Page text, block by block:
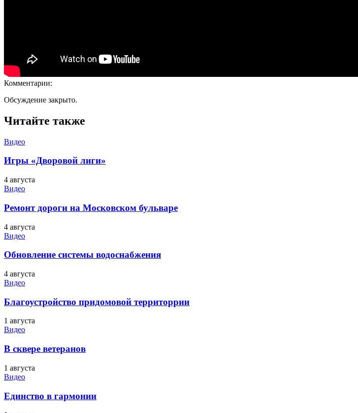
Комментарии:
Обсуждение закрыто.
Читайте также
Видео
Игры «Дворовой лиги»
4 августа
Видео
Ремонт дороги на Московском бульваре
4 августа
Видео
Обновление системы водоснабжения
4 августа
Видео
Благоустройство придомовой территоррии
1 августа
Видео
В сквере ветеранов
1 августа
Видео
Единство в гармонии